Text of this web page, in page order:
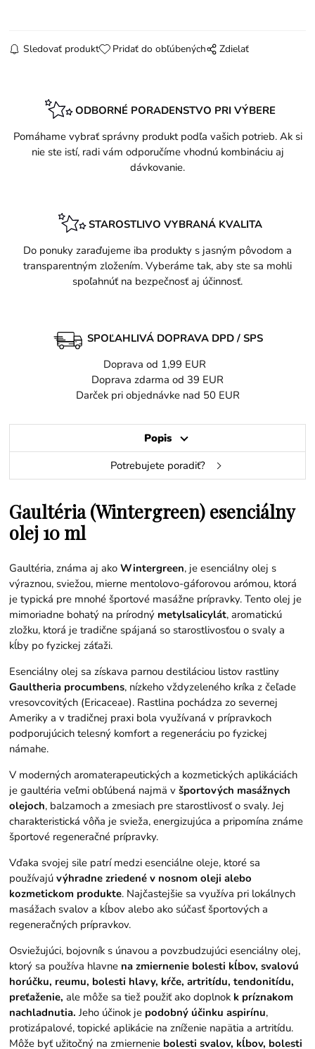
Sledovať produkt Pridať do obľúbených Zdielať
ODBORNÉ PORADENSTVO PRI VÝBERE
Pomáhame vybrať správny produkt podľa vašich potrieb. Ak si
nie ste istí, radi vám odporučíme vhodnú kombináciu aj
dávkovanie.
STAROSTLIVO VYBRANÁ KVALITA
Do ponuky zaraďujeme iba produkty s jasným pôvodom a
transparentným zložením. Vyberáme tak, aby ste sa mohli
spoľahnúť na bezpečnosť aj účinnosť.
SPOĽAHLIVÁ DOPRAVA DPD / SPS
Doprava od 1,99 EUR
Doprava zdarma od 39 EUR
Darček pri objednávke nad 50 EUR
Popis
Potrebujete poradiť?
Gaultéria (Wintergreen) esenciálny
olej 10 ml
Gaultéria, známa aj akoWintergreen, je esenciálny olej s
výraznou, sviežou, mierne mentolovo-gáforovou arómou, ktorá
je typická pre mnohé športové masážne prípravky. Tento olej je
mimoriadne bohatý na prírodný metylsalicylát, aromatickú
zložku, ktorá je tradične spájaná so starostlivosťou o svaly a
kĺby po fyzickej záťaži.
Esenciálny olej sa získava parnou destiláciou listov rastliny
Gaultheria procumbens, nízkeho vždyzeleného kríka z čeľade
vresovcovitých (Ericaceae). Rastlina pochádza zo severnej
Ameriky a v tradičnej praxi bola využívaná v prípravkoch
podporujúcich telesný komfort a regeneráciu po fyzickej
námahe.
V moderných aromaterapeutických a kozmetických aplikáciách
je gaultéria veľmi obľúbená najmä všportových masážnych
olejoch, balzamoch a zmesiach pre starostlivosť o svaly. Jej
charakteristická vôňa je svieža, energizujúca a pripomína známe
športové regeneračné prípravky.
Vďaka svojej sile patrí medzi esenciálne oleje, ktoré sa
používajúvýhradne zriedené v nosnom oleji alebo
kozmetickom produkte. Najčastejšie sa využíva pri lokálnych
masážach svalov a kĺbov alebo ako súčasť športových a
regeneračných prípravkov.
Osviežujúci, bojovník s únavou a povzbudzujúci esenciálny olej,
ktorý sa používa hlavne na zmiernenie bolesti kĺbov, svalovú
horúčku, reumu, bolesti hlavy, kŕče, artritídu, tendonitídu,
preťaženie, ale môže sa tiež použiť ako doplnok k príznakom
nachladnutia. Jeho účinok je podobný účinku aspirínu,
protizápalové, topické aplikácie na zníženie napätia a artritídu.
Môže byť užitočný na zmiernenie bolesti svalov, kĺbov, bolesti